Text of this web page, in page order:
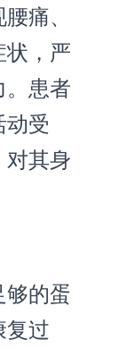
痛、
，严
患者
受
对其身
够的蛋
复过